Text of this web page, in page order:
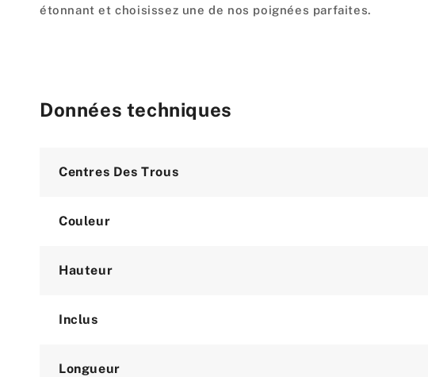
étonnant et choisissez une de nos poignées parfaites.
Données techniques
Centres Des Trous
Couleur
Hauteur
Inclus
Longueur